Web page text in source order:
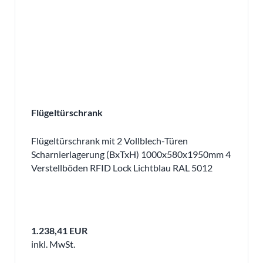
Flügeltürschrank
Flügeltürschrank mit 2 Vollblech-Türen
Scharnierlagerung (BxTxH) 1000x580x1950mm 4
Verstellböden RFID Lock Lichtblau RAL 5012
1.238,41 EUR
inkl. MwSt.